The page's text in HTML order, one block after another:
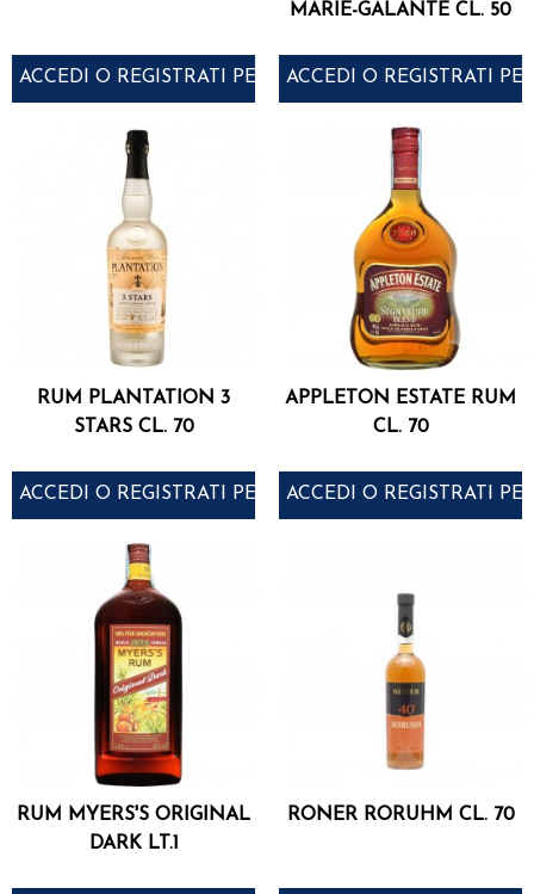
ACCEDI O REGISTRATI PER ACQUISTARE
MARIE-GALANTE CL. 50
ACCEDI O REGISTRATI
RUM PLANTATION 3
STARS CL. 70
ACCEDI O REGISTRATI PER ACQUISTARE
APPLETON ESTATE RUM
CL. 70
ACCEDI O REGISTRATI
RUM MYERS'S ORIGINAL
DARK LT.1
RONER RORUHM CL. 70